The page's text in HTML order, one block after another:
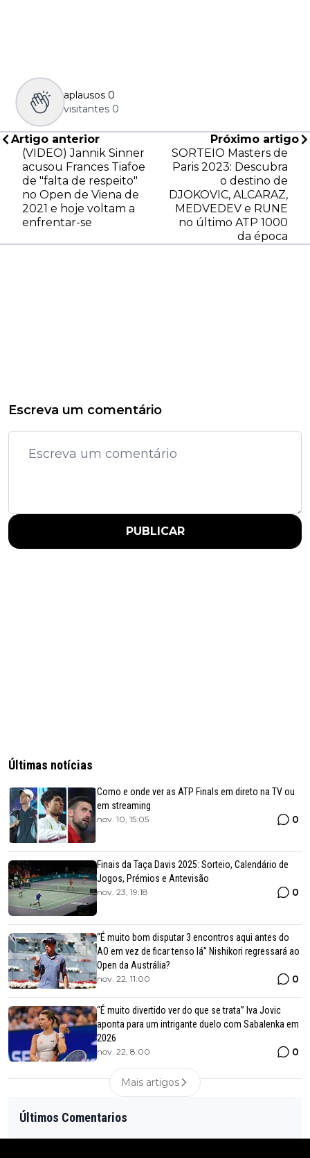
aplausos 0
visitantes 0
Artigo anterior
(VIDEO) Jannik Sinner
acusou Frances Tiafoe
de "falta de respeito"
no Open de Viena de
2021 e hoje voltam a
enfrentar-se
Próximo artigo
SORTEIO Masters de
Paris 2023: Descubra
o destino de
DJOKOVIC, ALCARAZ,
MEDVEDEV e RUNE
no último ATP 1000
da época
Escreva um comentário
PUBLICAR
Últimas notícias
Como e onde ver as ATP Finals em direto na TV ou
em streaming
nov. 10, 15:05 0
Finais da Taça Davis 2025: Sorteio, Calendário de
Jogos, Prémios e Antevisão
nov. 23, 19:18 0
“É muito bom disputar 3 encontros aqui antes do
AO em vez de ficar tenso lá” Nishikori regressará ao
Open da Austrália?
nov. 22, 11:00 0
“É muito divertido ver do que se trata” Iva Jovic
aponta para um intrigante duelo com Sabalenka em
2026
nov. 22, 8:00 0
Mais artigos
Últimos Comentarios